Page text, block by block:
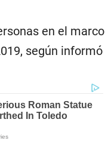
en el marco
según informó